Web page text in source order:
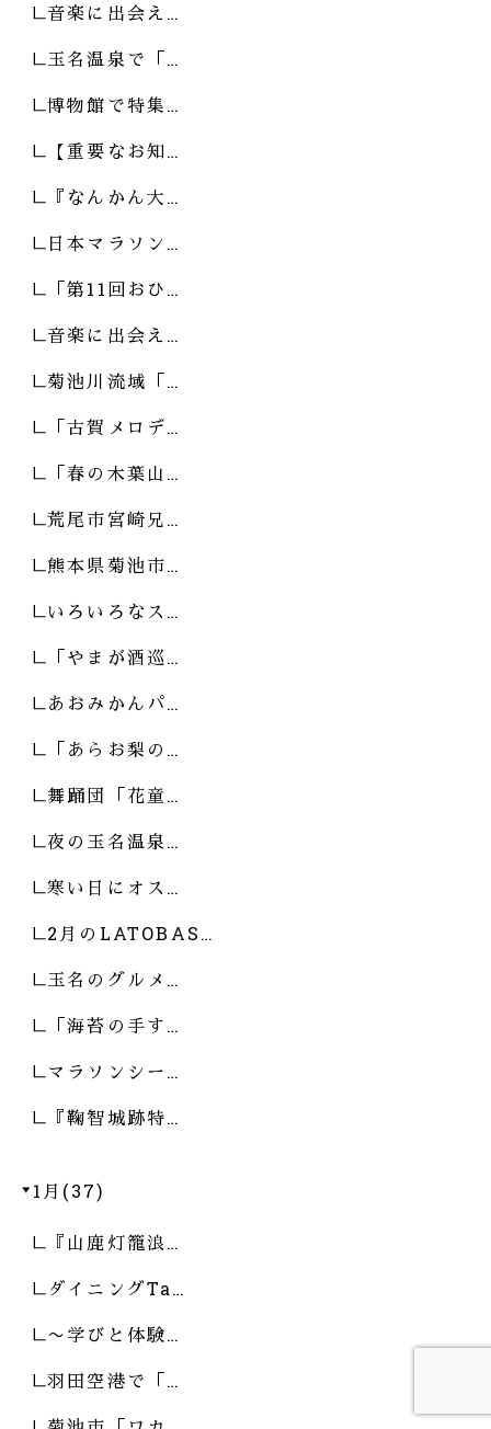
音楽に出会え…
玉名温泉で「…
博物館で特集…
【重要なお知…
『なんかん大…
日本マラソン…
「第11回おひ…
音楽に出会え…
菊池川流域「…
「古賀メロデ…
「春の木葉山…
荒尾市宮崎兄…
熊本県菊池市…
いろいろなス…
「やまが酒巡…
あおみかんパ…
「あらお梨の…
舞踊団「花童…
夜の玉名温泉…
寒い日にオス…
2月のLATOBAS…
玉名のグルメ…
「海苔の手す…
マラソンシー…
『鞠智城跡特…
1月(37)
『山鹿灯籠浪…
ダイニングTa…
〜学びと体験…
羽田空港で「…